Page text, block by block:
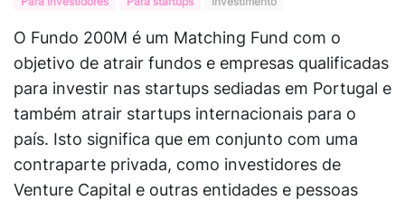
O Fundo 200M é um Matching Fund com o
objetivo de atrair fundos e empresas qualificadas
para investir nas startups sediadas em Portugal e
também atrair startups internacionais para o
país. Isto significa que em conjunto com uma
contraparte privada, como investidores de
Venture Capital e outras entidades e pessoas